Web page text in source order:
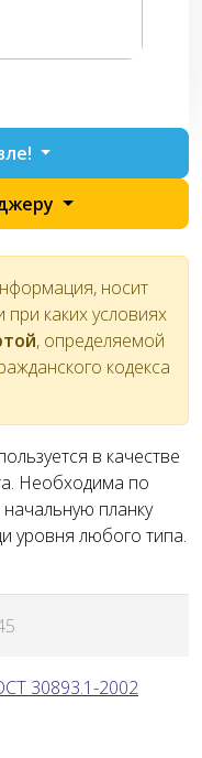
носит
каких условиях
, определяемой
кодекса
в качестве
Необходима по
планку
уровня любого типа.
30893.1-2002